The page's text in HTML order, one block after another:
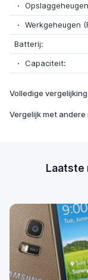
Werkgeheugen
Batterij:
Capaciteit:
Volledige
Vergelijk met andere
Laatste